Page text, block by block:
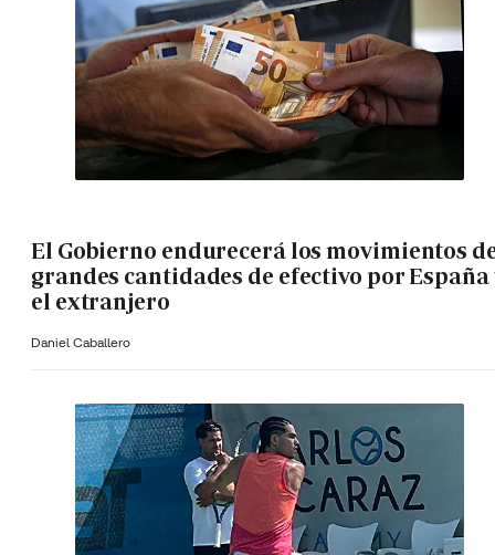
El Gobierno endurecerá los movimientos
grandes cantidades de efectivo por España
el extranjero
Daniel Caballero